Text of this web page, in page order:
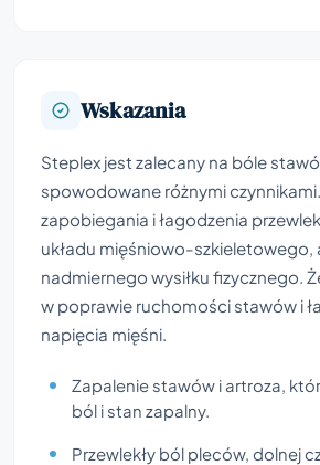
Wskazania
Steplex jest zalecany na bóle
spowodowane różnymi
zapobiegania i łagodzenia
układu mięśniowo-szkieletowego,
nadmiernego wysiłku fizycznego.
w poprawie ruchomości stawów i
napięcia mięśni.
Zapalenie stawów i artroza,
ból i stan zapalny.
Przewlekły ból pleców, dolnej